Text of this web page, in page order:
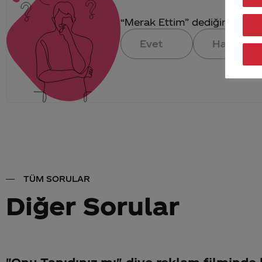
“Merak Ettim” dediğin
Evet
Hayır
TÜM SORULAR
Diğer Sorular